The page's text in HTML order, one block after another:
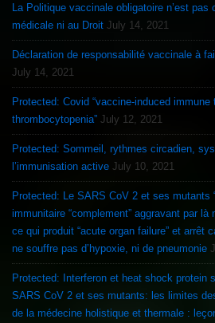
La Politique vaccinale obligatoire n’est pas
médicale ni au Droit July 14, 2021
Déclaration de responsabilité vaccinale à
July 14, 2021
Protected: Covid “vaccine-induced immune
thrombocytopenia” July 12, 2021
Protected: Sommeil, rythmes circadien,
l’immunisation active July 10, 2021
Protected: Le SARS CoV 2 et ses mutants
immunitaire “complement” aggravant par là
ce qui produit “acute organ failure” et arrêt
ne souffre pas d’hypoxie, ni de pneumonie
Protected: Interferon et heat shock protein
SARS CoV 2 et ses mutants: les limites
de la médecine holistique et thermale :